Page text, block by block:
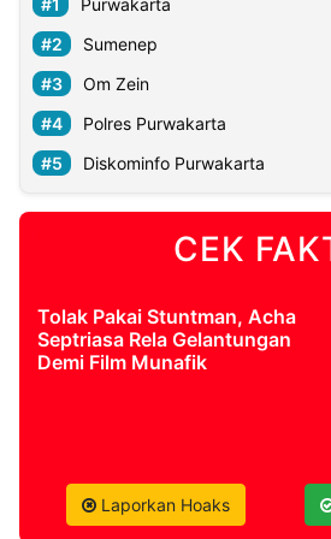
Sumenep
Om Zein
Polres Purwakarta
Diskominfo Purwakarta
CEK
Tolak Pakai Stuntman, Acha
Septriasa Rela Gelantungan
Demi Film Munafik
Laporkan Hoaks